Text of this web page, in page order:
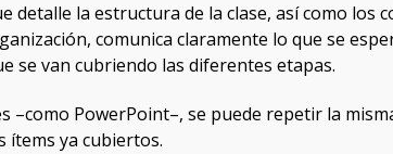
detalle la estructura de la clase, así como los
comunica claramente lo que se
se van cubriendo las diferentes etapas.
–como PowerPoint–, se puede repetir la
ítems ya cubiertos.